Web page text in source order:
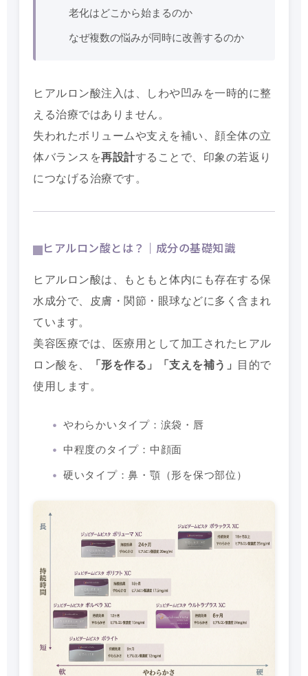
老化はどこから始まるのか
なぜ複数の悩みが同時に改善するのか
ヒアルロン酸注入は、しわや凹みを一時的に整
える治療ではありません。
失われたボリュームや支えを補い、顔全体の立
体バランスを再設計することで、印象の若返り
につなげる治療です。
ヒアルロン酸とは？｜成分の基礎知識
ヒアルロン酸は、もともと体内にも存在する保
水成分で、皮膚・関節・眼球などに多く含まれ
ています。
美容医療では、医療用として加工されたヒアル
ロン酸を、
「形を作る」「支えを補う」 目的で
使用します。
やわらかいタイプ：涙袋・唇
中程度のタイプ：中顔面
硬いタイプ：鼻・顎（形を保つ部位）